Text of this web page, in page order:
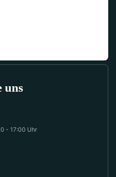
uns
- 17:00 Uhr